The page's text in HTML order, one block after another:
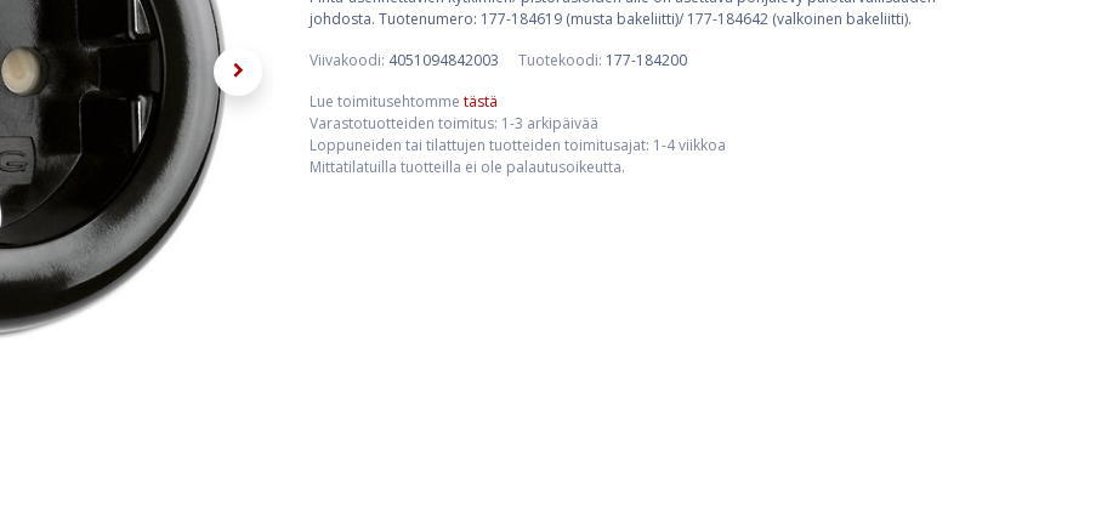
johdosta. Tuotenumero: 177-184619 (musta bakeliitti)/ 177-184642 (valkoinen bakeliitti).
Viivakoodi: 4051094842003 Tuotekoodi: 177-184200
Lue toimitusehtomme tästä
Varastotuotteiden toimitus: 1-3 arkipäivää
Loppuneiden tai tilattujen tuotteiden toimitusajat: 1-4 viikkoa
Mittatilatuilla tuotteilla ei ole palautusoikeutta.